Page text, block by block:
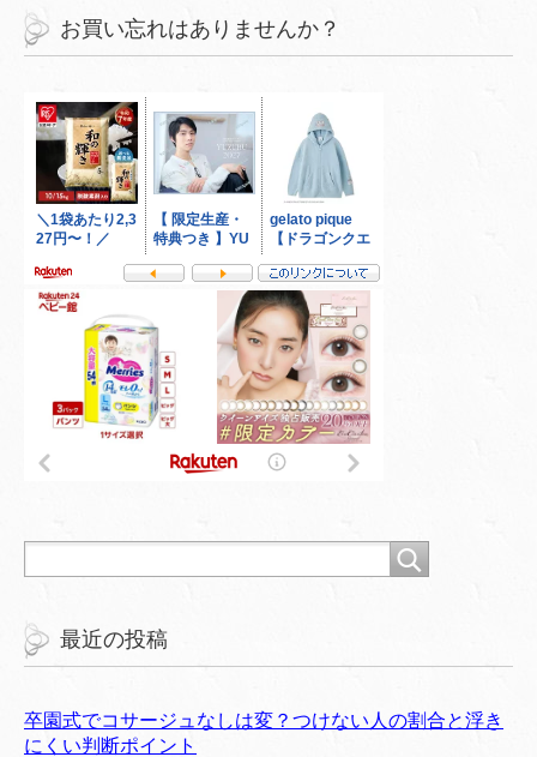
お買い忘れはありませんか？
最近の投稿
卒園式でコサージュなしは変？つけない人の割合と浮き
にくい判断ポイント